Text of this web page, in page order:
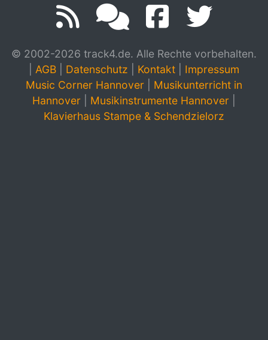
© 2002-2026 track4.de. Alle Rechte vorbehalten.
AGB Datenschutz Kontakt
Impressum
Music Corner Hannover
Musikunterricht in
Hannover
Musikinstrumente Hannover
Klavierhaus Stampe & Schendzielorz